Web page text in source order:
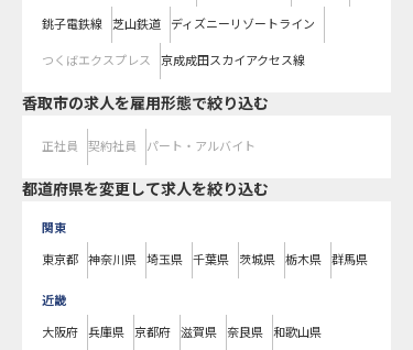
銚子電鉄線 芝山鉄道 ディズニーリゾートライン
つくばエクスプレス 京成成田スカイアクセス線
香取市の求人を雇用形態で絞り込む
正社員 契約社員 パート・アルバイト
都道府県を変更して求人を絞り込む
関東
東京都 神奈川県 埼玉県 千葉県 茨城県 栃木県 群馬県
近畿
大阪府 兵庫県 京都府 滋賀県 奈良県 和歌山県